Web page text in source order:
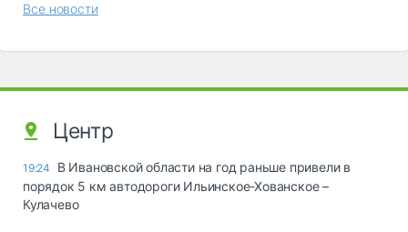
Все новости
Центр
19:24
В Ивановской области на год раньше привели в
порядок 5 км автодороги Ильинское-Хованское –
Кулачево